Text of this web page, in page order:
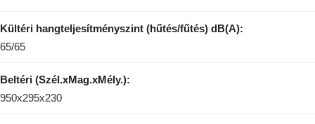
Kültéri hangteljesítményszint (hűtés/fűtés) dB(A):
65/65
Beltéri (Szél.xMag.xMély.):
950x295x230